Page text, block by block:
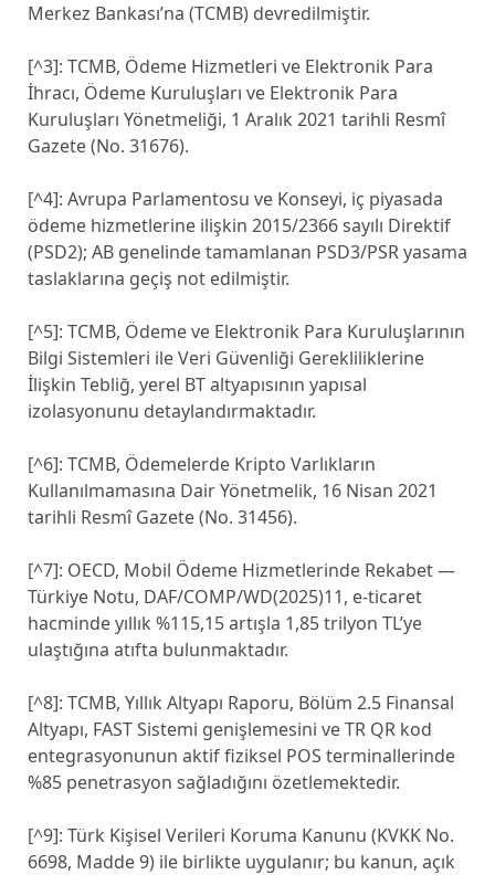
Merkez Bankası’na (TCMB) devredilmiştir.
[^3]: TCMB, Ödeme Hizmetleri ve Elektronik Para
İhracı, Ödeme Kuruluşları ve Elektronik Para
Kuruluşları Yönetmeliği, 1 Aralık 2021 tarihli Resmî
Gazete (No. 31676).
[^4]: Avrupa Parlamentosu ve Konseyi, iç piyasada
ödeme hizmetlerine ilişkin 2015/2366 sayılı Direktif
(PSD2); AB genelinde tamamlanan PSD3/PSR yasama
taslaklarına geçiş not edilmiştir.
[^5]: TCMB, Ödeme ve Elektronik Para Kuruluşlarının
Bilgi Sistemleri ile Veri Güvenliği Gerekliliklerine
İlişkin Tebliğ, yerel BT altyapısının yapısal
izolasyonunu detaylandırmaktadır.
[^6]: TCMB, Ödemelerde Kripto Varlıkların
Kullanılmamasına Dair Yönetmelik, 16 Nisan 2021
tarihli Resmî Gazete (No. 31456).
[^7]: OECD, Mobil Ödeme Hizmetlerinde Rekabet —
Türkiye Notu, DAF/COMP/WD(2025)11, e-ticaret
hacminde yıllık %115,15 artışla 1,85 trilyon TL’ye
ulaştığına atıfta bulunmaktadır.
[^8]: TCMB, Yıllık Altyapı Raporu, Bölüm 2.5 Finansal
Altyapı, FAST Sistemi genişlemesini ve TR QR kod
entegrasyonunun aktif fiziksel POS terminallerinde
%85 penetrasyon sağladığını özetlemektedir.
[^9]: Türk Kişisel Verileri Koruma Kanunu (KVKK No.
6698, Madde 9) ile birlikte uygulanır; bu kanun, açık